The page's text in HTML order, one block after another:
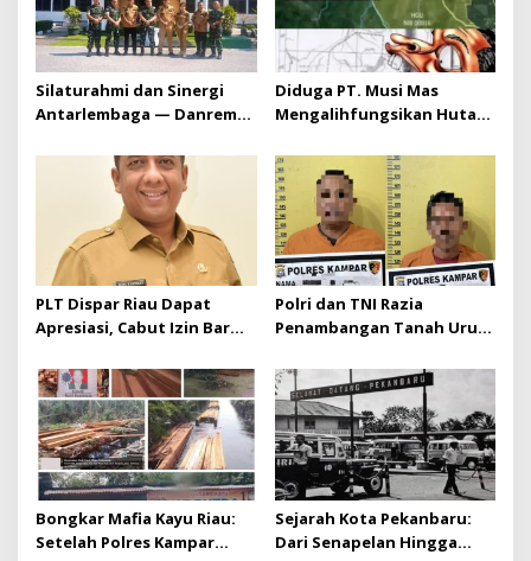
Silaturahmi dan Sinergi
Antarlembaga — Danrem
Kejaksaan Negeri Kuansing
Diduga PT. Musi Mas
Mengalihfungsikan Hutan
diduga melebihi batas izin
yang diizinkan
PLT Dispar Riau Dapat
Apresiasi, Cabut Izin Bar
Pro-Rakyat
Polri dan TNI Razia
Penambangan Tanah Urug,
Bongkar Mafia Kayu Riau:
Setelah Polres Kampar
Sejarah Kota Pekanbaru:
Dari Senapelan Hingga